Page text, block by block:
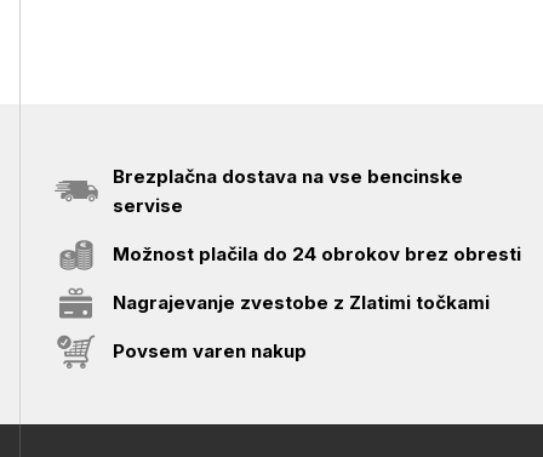
Brezplačna dostava na vse bencinske
servise
Možnost plačila do 24 obrokov brez obresti
Nagrajevanje zvestobe z Zlatimi točkami
Povsem varen nakup